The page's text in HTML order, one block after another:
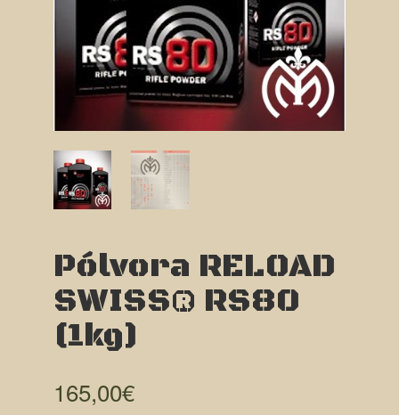
Pólvora RELOAD
SWISS® RS80
(1kg)
165,00€